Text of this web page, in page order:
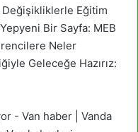
Değişikliklerle Eğitim
Bir Sayfa: MEB
Neler
Geleceğe Hazırız: